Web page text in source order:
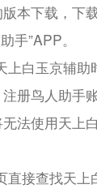
本下载，下
手”APP。
上白玉京辅助
册鸟人助手
法使用天上
直接查找天上